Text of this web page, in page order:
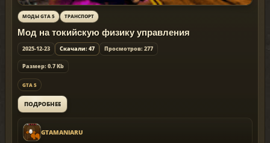
МОДЫ GTA 5 ТРАНСПОРТ
Мод на токийскую физику управления
2025-12-23 Скачали: 47 Просмотров: 277
Размер: 0.7 Kb
GTA 5
ПОДРОБНЕЕ
GTAMANIARU